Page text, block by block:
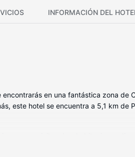
INFORMACIÓN DEL
en una fantástica zona
este hotel se encuentra a 5,1 km de
y wifi gratis. El cuarto de baño